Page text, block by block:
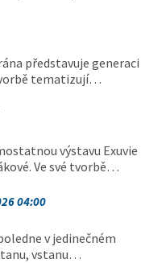
představuje generaci
tematizují…
výstavu Exuvie
Ve své tvorbě…
04:00
v jedinečném
vstanu…